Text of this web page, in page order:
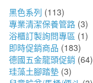
黑色系列 (113)
專業清潔保養管路 (3)
浴櫃訂製詢問專區 (1)
即時促銷商品 (183)
德國五金龍頭促銷 (64)
珪藻土腳踏墊 (3)